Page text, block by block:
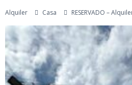
Alquiler Casa RESERVADO –